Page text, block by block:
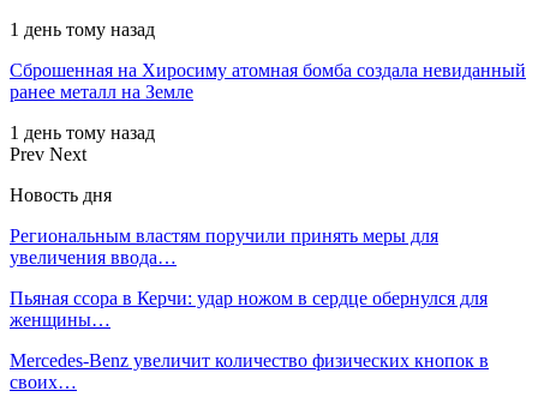
1 день тому назад
Сброшенная на Хиросиму атомная бомба создала невиданный
ранее металл на Земле
1 день тому назад
Prev Next
Новость дня
Региональным властям поручили принять меры для
увеличения ввода…
Пьяная ссора в Керчи: удар ножом в сердце обернулся для
женщины…
Mercedes-Benz увеличит количество физических кнопок в
своих…